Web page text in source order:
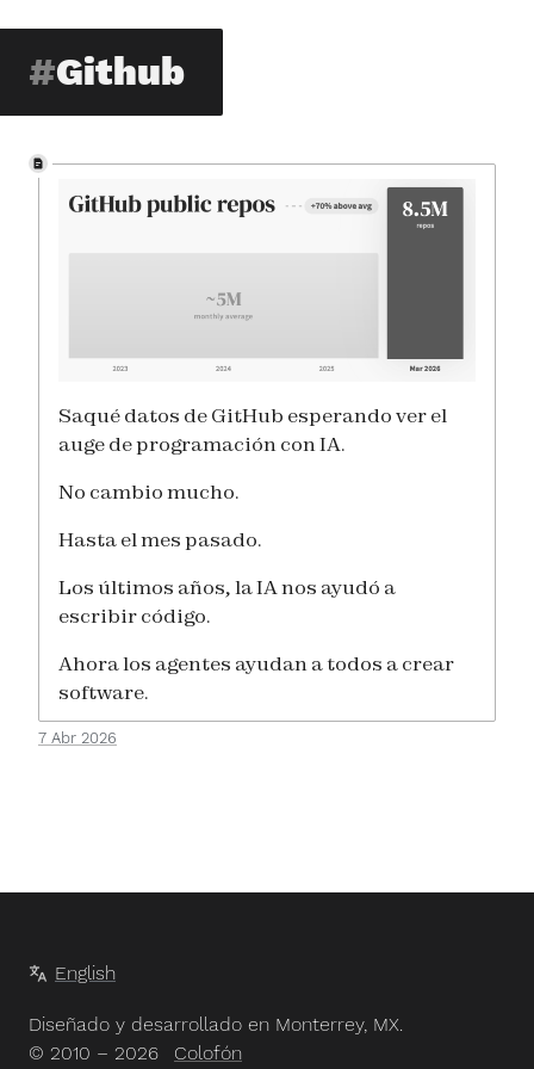
Github
Saqué datos de GitHub esperando ver el
auge de programación con IA.
No cambio mucho.
Hasta el mes pasado.
Los últimos años, la IA nos ayudó a
escribir código.
Ahora los agentes ayudan a todos a crear
software.
7 Abr 2026
English
Diseñado y desarrollado en Monterrey, MX.
© 2010 – 2026
Colofón